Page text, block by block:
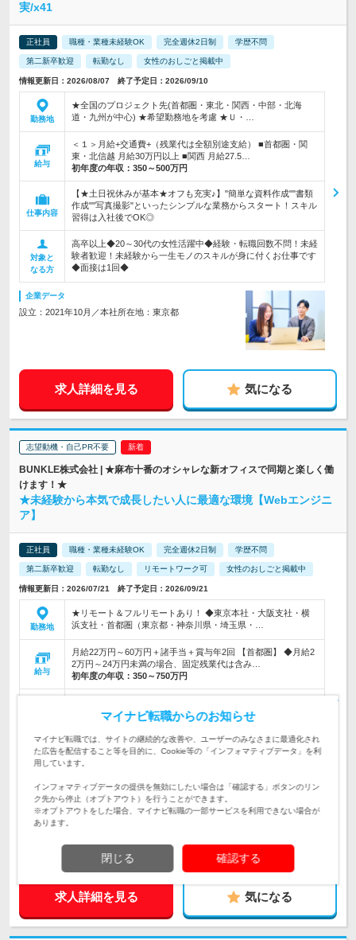
実/x41
正社員 職種・業種未経験OK 完全週休2日制 学歴不問
第二新卒歓迎 転勤なし 女性のおしごと掲載中
情報更新日：2026/08/07 終了予定日：2026/09/10
勤務地
★全国のプロジェクト先(首都圏・東北・関西・中部・北海
道・九州が中心) ★希望勤務地を考慮 ★Ｕ・…
給与
＜１＞月給+交通費+（残業代は全額別途支給） ■首都圏・関
東・北信越 月給30万円以上 ■関西 月給27.5…
初年度の年収： 350～500万円
仕事内容
【★土日祝休みが基本★オフも充実♪】"簡単な資料作成""書類
作成""写真撮影"といったシンプルな業務からスタート！スキル
習得は入社後でOK◎
対象と
なる方
高卒以上◆20～30代の女性活躍中◆経験・転職回数不問！未経
験者歓迎！未経験から一生モノのスキルが身に付くお仕事です
◆面接は1回◆
企業データ
設立：2021年10月／本社所在地：東京都
求人詳細を見る 気になる
志望動機・自己PR不要
BUNKLE株式会社 | ★麻布十番のオシャレな新オフィスで同期と楽しく働
けます！★
★未経験から本気で成長したい人に最適な環境【Webエンジニ
ア】
正社員 職種・業種未経験OK 完全週休2日制 学歴不問
第二新卒歓迎 転勤なし リモートワーク可 女性のおしごと掲載中
情報更新日：2026/07/21 終了予定日：2026/09/21
勤務地
★リモート＆フルリモートあり！ ◆東京本社・大阪支社・横
浜支社・首都圏（東京都・神奈川県・埼玉県・…
給与
月給22万円～60万円＋諸手当＋賞与年2回 【首都圏】 ◆月給2
2万円～24万円未満の場合、固定残業代は含み…
初年度の年収： 350～750万円
算された3年間の育成プロセスで、ゼロから市場価値の高い実
力派ITエンジニアへと導きます！
対象と
【第三創業期に伴うスタートメンバー募集！】★学歴や職歴は
一切不問！完全人柄重視の採用★ゼロから挑戦したい気持ちを
企業データ
設立：2016年8月／従業員数：600人／本社所在地：
求人詳細を見る 気になる
マイナビ転職からのお知らせ
マイナビ転職では、サイトの継続的な改善や、ユーザーのみなさまに最適化され
た広告を配信すること等を目的に、Cookie等の「インフォマティブデータ」を利
用しています。
インフォマティブデータの提供を無効にしたい場合は「確認する」ボタンのリン
ク先から停止（オプトアウト）を行うことができます。
※オプトアウトをした場合、マイナビ転職の一部サービスを利用できない場合が
あります。
閉じる 確認する